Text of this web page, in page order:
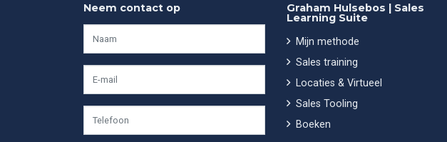
Neem contact op Graham Hulsebos | Sales
Learning Suite
Mijn methode
Sales training
Locaties & Virtueel
Sales Tooling
Boeken